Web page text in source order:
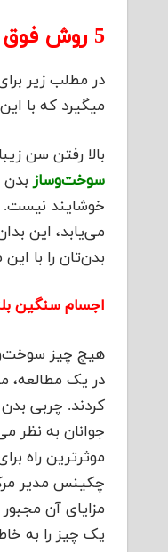
5 روش فوق العاده برای تسریع متابولیسم
میگیرد که با
بالا رفتن سن
سوخت‌و‌‌سازبدن
می‌یابد، این
بدن‌تان را با این ۵ روش ساده به فروغ بدل کنید.
اجسام سنگین
هیچ چیز
کردند. چربی
جوانان به نظر
موثرترین راه
مزایای آن
یک چیز را به